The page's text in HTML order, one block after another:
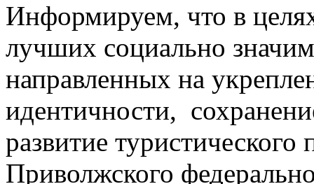
Информируем, что в
лучших социально
направленных на
идентичности,
развитие туристического
Приволжского